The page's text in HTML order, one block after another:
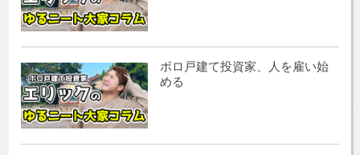
ボロ戸建て投資家、人を雇い始
める